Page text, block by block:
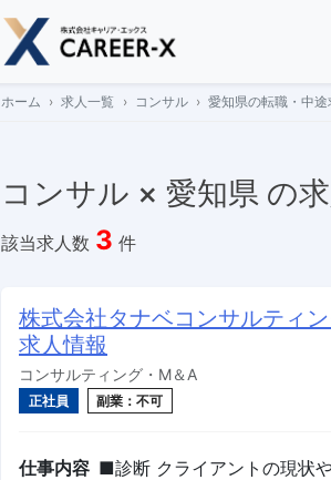
ホーム 求人一覧 コンサル 愛知県の転職・中途
コンサル × 愛知県 の
該当求人数 3 件
株式会社タナベコンサルティ
求人情報
コンサルティング・M＆A
正社員 副業：不可
仕事内容 ■診断 クライアントの現状